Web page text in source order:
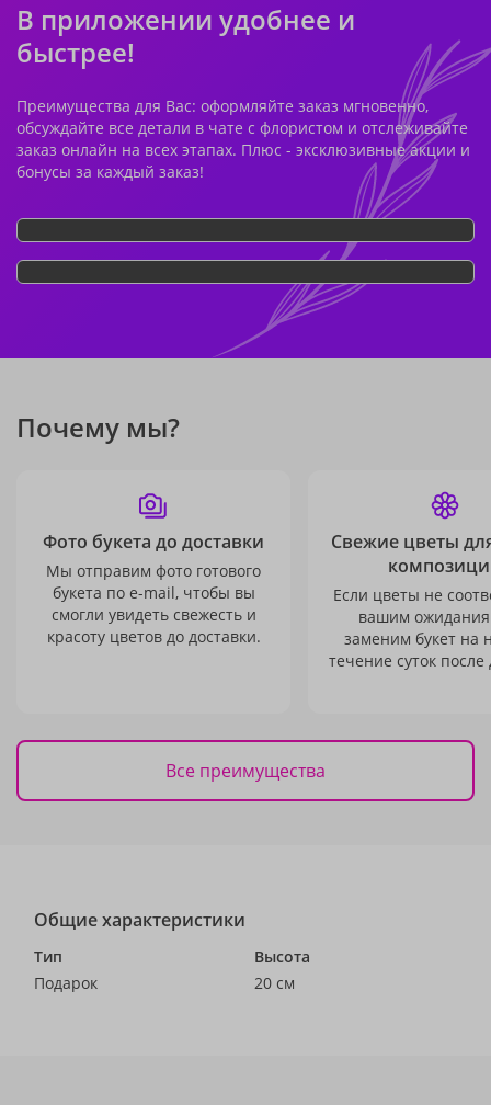
В приложении удобнее и
быстрее!
Преимущества для Вас: оформляйте заказ мгновенно,
обсуждайте все детали в чате с флористом и отслеживайте
заказ онлайн на всех этапах. Плюс - эксклюзивные акции и
бонусы за каждый заказ!
Почему мы?
Фото букета до доставки
Мы отправим фото готового
букета по e-mail, чтобы вы
смогли увидеть свежесть и
красоту цветов до доставки.
Свежие цветы
Если цветы не
вашим
заменим букет на
течение суток после
Все преимущества
Общие характеристики
Тип
Подарок
Высота
20 см